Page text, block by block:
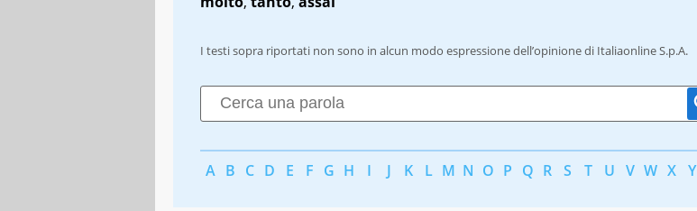
I testi sopra riportati non sono in alcun modo espressione dell’opinione di Italiaonline S.p.A.
A B C D E F G H I J K L M N O P Q R S T U V W X Y